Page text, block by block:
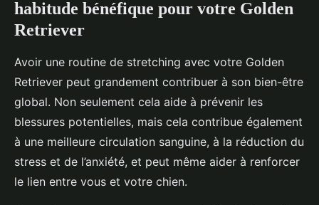
habitude bénéfique pour votre Golden
Retriever
Avoir une routine de stretching avec votre Golden
Retriever peut grandement contribuer à son bien-être
global. Non seulement cela aide à prévenir les
blessures potentielles, mais cela contribue également
à une meilleure circulation sanguine, à la réduction du
stress et de l’anxiété, et peut même aider à renforcer
le lien entre vous et votre chien.